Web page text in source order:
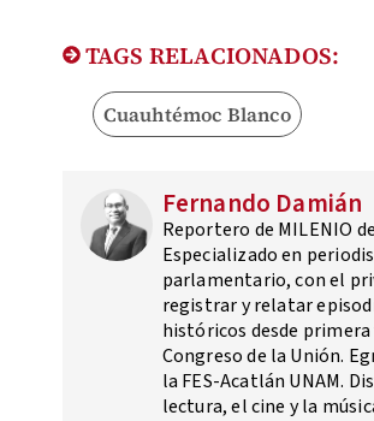
TAGS RELACIONADOS:
Cuauhtémoc Blanco
Fernando Damián
Reportero de MILENIO
Especializado en
parlamentario, con el
registrar y relatar
históricos desde
Congreso de la Unión.
la FES-Acatlán UNAM.
lectura, el cine y la